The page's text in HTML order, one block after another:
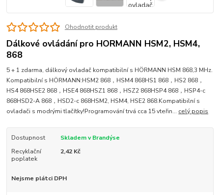
Ohodnotit produkt
Dálkové ovládání pro HORMANN HSM2, HSM4,
868
5 + 1 zdarma, dálkový ovladač kompatibilní s HÖRMANN HSM 868,3 MHz.
Kompatibilní s HÖRMANN:HSM2 868，HSM4 868HS1 868，HS2 868，
HS4 868HSE2 868，HSE4 868HSZ1 868，HSZ2 868HSP4 868，HSP4-c
868HSD2-A 868，HSD2-c 868HSM2, HSM4, HSE2 868.Kompatibilní s
ovladači s modrými tlačítky!Programování trvá cca 15 vteřin... celý popis
Dostupnost
Skladem v Brandýse
Recyklační
poplatek
2,42 Kč
Nejsme plátci DPH